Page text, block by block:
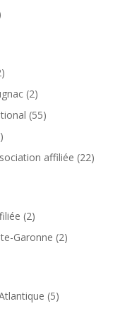
(2)
(55)
affiliée (22)
(2)
Garonne (2)
(5)